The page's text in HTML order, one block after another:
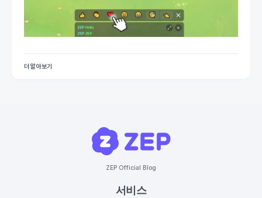
더 알아보기
ZEP Official Blog
서비스